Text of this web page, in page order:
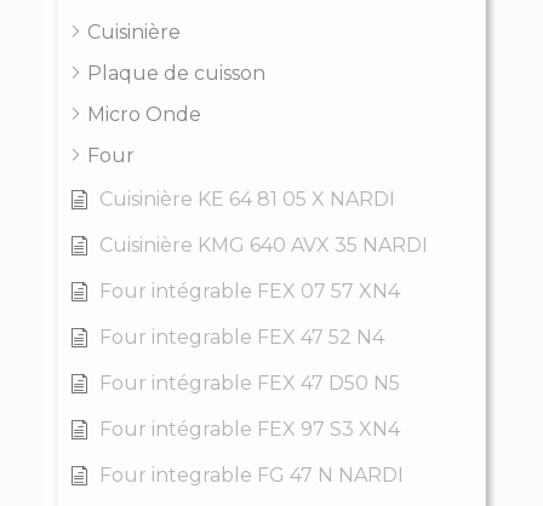
Cuisinière
Plaque de cuisson
Micro Onde
Four
Cuisinière KE 64 81 05 X NARDI
Cuisinière KMG 640 AVX 35 NARDI
Four intégrable FEX 07 57 XN4
Four integrable FEX 47 52 N4
Four intégrable FEX 47 D50 N5
Four intégrable FEX 97 S3 XN4
Four integrable FG 47 N NARDI